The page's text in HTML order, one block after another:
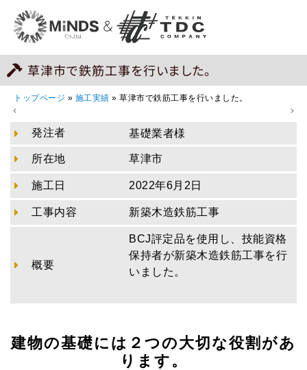
草津市で鉄筋工事を行いました。
トップページ » 施工実績 » 草津市で鉄筋工事を行いました。
発注者 基礎業者様
所在地 草津市
施工日 2022年6月2日
工事内容 新築木造鉄筋工事
概要
BCJ評定品を使用し、技能資格
保持者が新築木造鉄筋工事を行
いました。
建物の基礎には２つの大切な役割があ
ります。